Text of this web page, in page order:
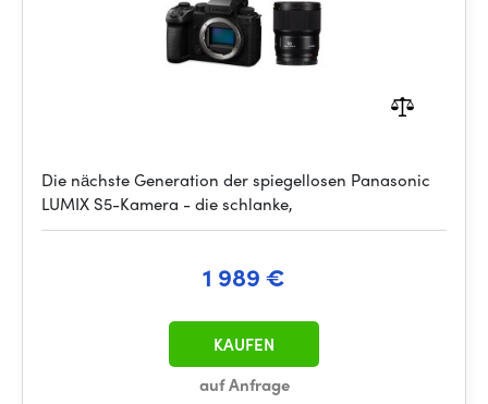
Die nächste Generation der spiegellosen Panasonic
LUMIX S5-Kamera - die schlanke,
1 989 €
auf Anfrage
KAUFEN